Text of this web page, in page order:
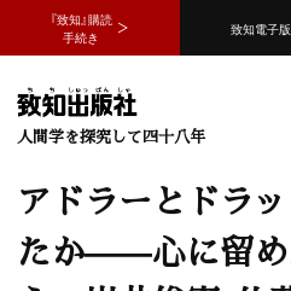
『致知』購読
手続き
致知電子版
人間学を探究して四十八年
アドラーとドラ
たか——心に留め